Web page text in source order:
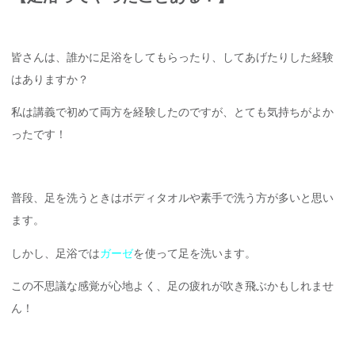
皆さんは、誰かに足浴をしてもらったり、してあげたりした経験
はありますか？
私は講義で初めて両方を経験したのですが、とても気持ちがよか
ったです！
普段、足を洗うときはボディタオルや素手で洗う方が多いと思い
ます。
しかし、足浴ではガーゼを使って足を洗います。
この不思議な感覚が心地よく、足の疲れが吹き飛ぶかもしれませ
ん！